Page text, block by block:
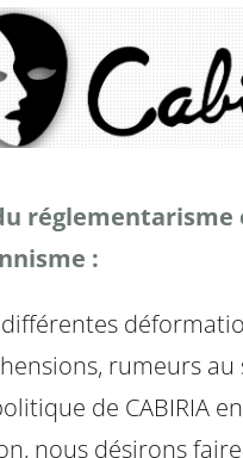
réglementarisme
:
rumeurs au
de CABIRIA
nous désirons